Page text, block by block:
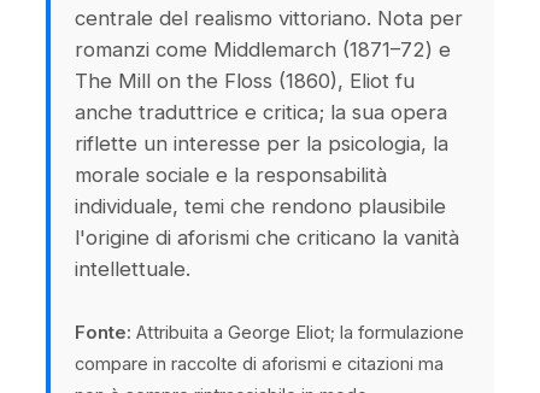
centrale del realismo vittoriano. Nota per
romanzi come Middlemarch (1871–72) e
The Mill on the Floss (1860), Eliot fu
anche traduttrice e critica; la sua opera
riflette un interesse per la psicologia, la
morale sociale e la responsabilità
individuale, temi che rendono plausibile
l'origine di aforismi che criticano la vanità
intellettuale.
Fonte: Attribuita a George Eliot; la formulazione
compare in raccolte di aforismi e citazioni ma